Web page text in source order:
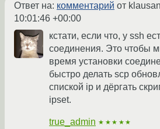
Ответ на: комментарий от
10:01:46 +00:00
кстати, если что, у ssh
соединения. Это чтобы
время установки
быстро делать scp
спиской ip и дёргать
ipset.
true_admin ★★★★★